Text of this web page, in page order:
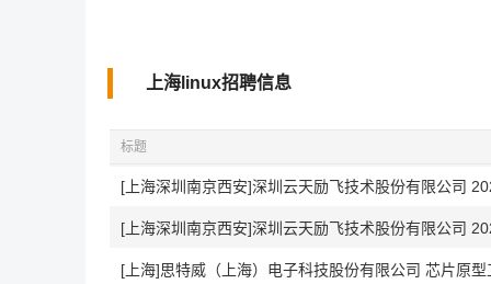
上海linux招聘信息
标题
[上海深圳南京西安]深圳云天励飞技术股份有限公司
[上海]思特威（上海）电子科技股份有限公司 芯片原